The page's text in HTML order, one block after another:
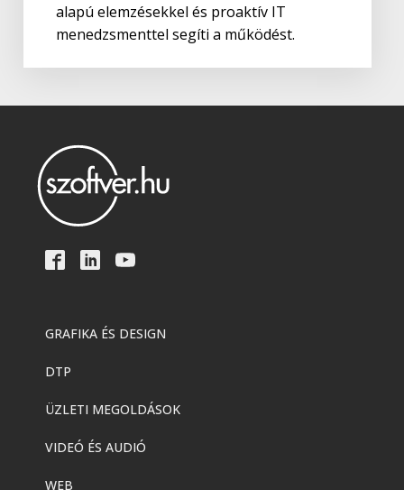
alapú elemzésekkel és proaktív IT
menedzsmenttel segíti a működést.
GRAFIKA ÉS DESIGN
DTP
ÜZLETI MEGOLDÁSOK
VIDEÓ ÉS AUDIÓ
WEB